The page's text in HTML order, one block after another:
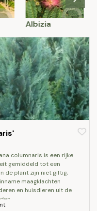
Albizia
gemiddeld tot een
de plant zijn niet giftig,
maagklachten
en huisdieren uit de